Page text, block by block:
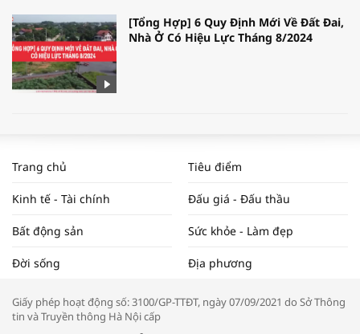
[Tổng Hợp] 6 Quy Định Mới Về Đất Đai,
Nhà Ở Có Hiệu Lực Tháng 8/2024
NAM NĂM 2024 VÀ NĂM 2025 | NHỊP
ĐẬP THỊ TRƯỜNG #62
Tọa đàm “Xúc tiến thương mại: Khơi
Trang chủ Tiêu điểm
Kinh tế - Tài chính Đấu giá - Đấu thầu
Bất động sản Sức khỏe - Làm đẹp
Đời sống Địa phương
Giấy phép hoạt động số: 3100/GP-TTĐT, ngày 07/09/2021 do Sở Thông
tin và Truyền thông Hà Nội cấp